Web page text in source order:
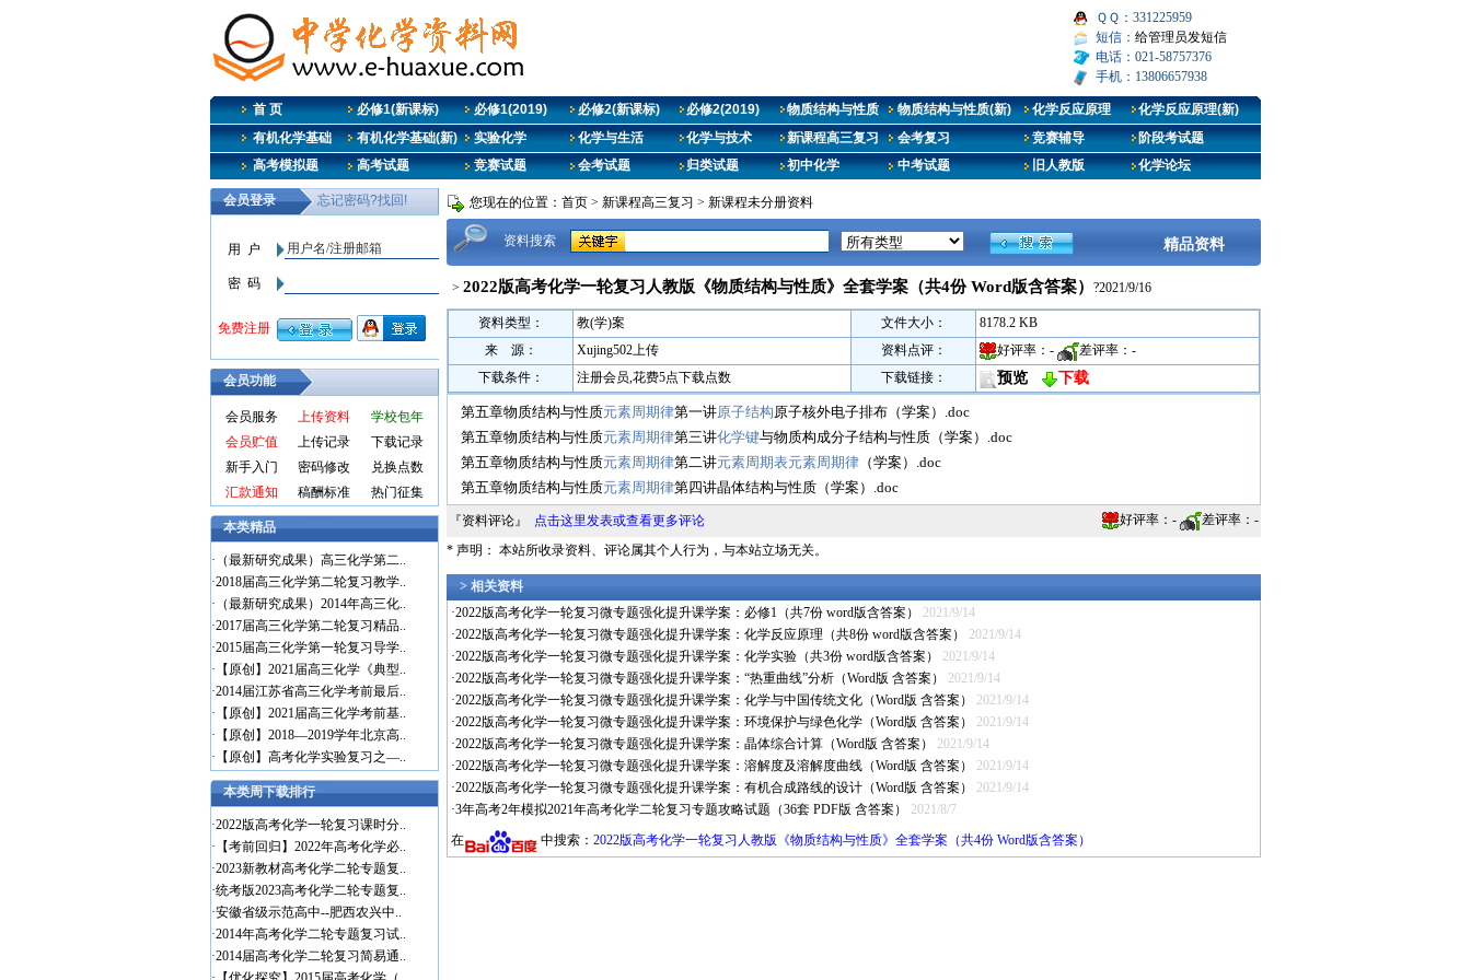
ＱＱ：331225959
短信： 给管理员发短信
电话：021-58757376
手机：13806657938
首 页 必修1(新课标) 必修1(2019) 必修2(新课标) 必修2(2019) 物质结构与性质 物质结构与性质(新) 化学反应原理
化学反应原理(新)
有机化学基础
有机化学基础(新) 实验化学 化学与生活 化学与技术 新课程高三复习 会考复习 竞赛辅导
阶段考试题
高考模拟题
高考试题 竞赛试题 会考试题 归类试题 初中化学 中考试题 旧人教版 化学论坛
会员功能
会员服务 上传资料
学校包年
会员贮值
上传记录
下载记录
新手入门
密码修改
兑换点数
汇款通知
稿酬标准 热门征集
本类精品
· （最新研究成果）高三化学第二..
·2018届高三化学第二轮复习教学..
· （最新研究成果）2014年高三化..
·2017届高三化学第二轮复习精品..
·2015届高三化学第一轮复习导学..
· 【原创】2021届高三化学《典型..
·2014届江苏省高三化学考前最后..
· 【原创】2021届高三化学考前基..
· 【原创】2018—2019学年北京高..
· 【原创】高考化学实验复习之—..
本类周下载排行
·2022版高考化学一轮复习课时分..
· 【考前回归】2022年高考化学必..
·2023新教材高考化学二轮专题复..
·统考版2023高考化学二轮专题复..
·安徽省级示范高中--肥西农兴中..
·2014年高考化学二轮专题复习试..
·2014届高考化学二轮复习简易通..
您现在的位置： 首页 > 新课程高三复习 > 新课程未分册资料
资料搜索 精品资料
> 2022版高考化学一轮复习人教版《物质结构与性质》全套学案（共4份 Word版含答案） ?2021/9/16
资料类型： 教(学)案 文件大小：
8178.2 KB
来 源：
Xujing502上传 资料点评： 好评率： - 差评率： -
下载条件：
注册会员,花费5点下载点数 下载链接： 预览 下载
第五章物质结构与性质元素周期律第一讲原子结构原子核外电子排布（学案）.doc
第五章物质结构与性质元素周期律第三讲化学键与物质构成分子结构与性质（学案）.doc
第五章物质结构与性质元素周期律第二讲元素周期表元素周期律（学案）.doc
第五章物质结构与性质元素周期律第四讲晶体结构与性质（学案）.doc
『资料评论』 点击这里发表或查看更多评论 好评率： - 差评率： -
* 声明： 本站所收录资料、评论属其个人行为，与本站立场无关。
> 相关资料
·2022版高考化学一轮复习微专题强化提升课学案：必修1（共7份 word版含答案）
2021/9/14
·2022版高考化学一轮复习微专题强化提升课学案：化学反应原理（共8份 word版含答案）
2021/9/14
·2022版高考化学一轮复习微专题强化提升课学案：化学实验（共3份 word版含答案）
2021/9/14
·2022版高考化学一轮复习微专题强化提升课学案：“热重曲线”分析（Word版 含答案）
2021/9/14
·2022版高考化学一轮复习微专题强化提升课学案：化学与中国传统文化（Word版 含答案）
2021/9/14
·2022版高考化学一轮复习微专题强化提升课学案：环境保护与绿色化学（Word版 含答案）
2021/9/14
·2022版高考化学一轮复习微专题强化提升课学案：晶体综合计算（Word版 含答案）
2021/9/14
·2022版高考化学一轮复习微专题强化提升课学案：溶解度及溶解度曲线（Word版 含答案）
2021/9/14
·2022版高考化学一轮复习微专题强化提升课学案：有机合成路线的设计（Word版 含答案）
2021/9/14
·3年高考2年模拟2021年高考化学二轮复习专题攻略试题（36套 PDF版 含答案）
2021/8/7
在
中搜索： 2022版高考化学一轮复习人教版《物质结构与性质》全套学案（共4份 Word版含答案）